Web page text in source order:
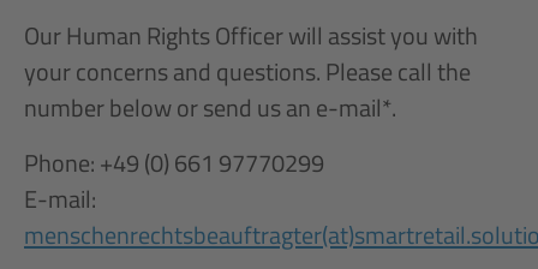
Our Human Rights Officer will assist you with
your concerns and questions. Please call the
number below or send us an e-mail*.
Phone: +49 (0) 661 97770299
E-mail: